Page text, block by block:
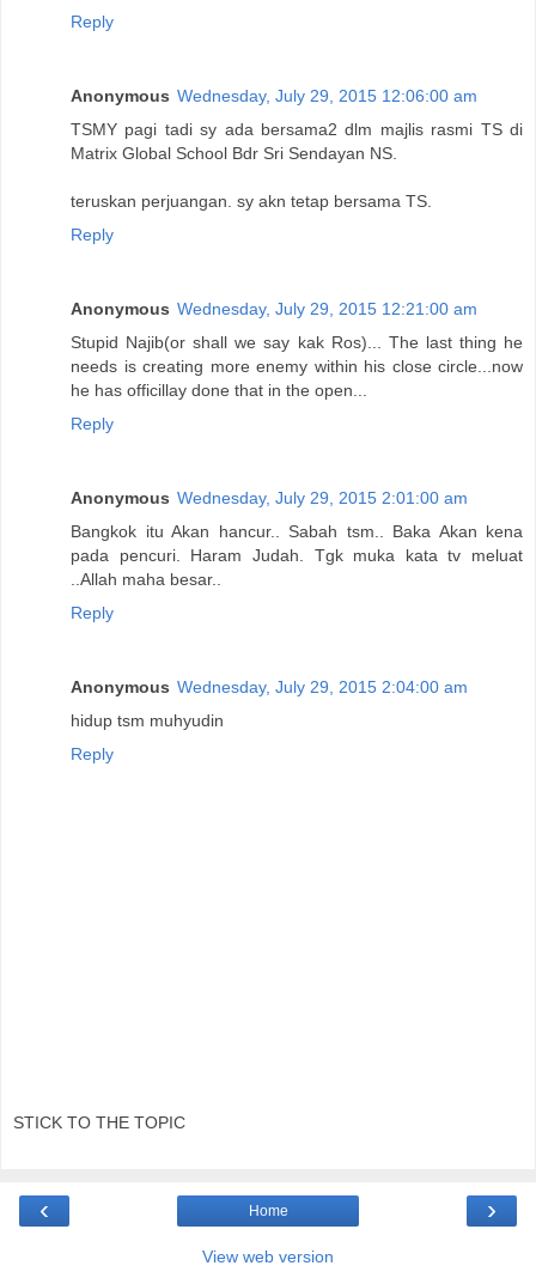
Reply
Anonymous Wednesday, July 29, 2015 12:06:00 am
TSMY pagi tadi sy ada bersama2 dlm majlis rasmi TS di
Matrix Global School Bdr Sri Sendayan NS.
teruskan perjuangan. sy akn tetap bersama TS.
Reply
Anonymous Wednesday, July 29, 2015 12:21:00 am
Stupid Najib(or shall we say kak Ros)... The last thing he
needs is creating more enemy within his close circle...now
he has officillay done that in the open...
Reply
Anonymous Wednesday, July 29, 2015 2:01:00 am
Bangkok itu Akan hancur.. Sabah tsm.. Baka Akan kena
pada pencuri. Haram Judah. Tgk muka kata tv meluat
..Allah maha besar..
Reply
Anonymous Wednesday, July 29, 2015 2:04:00 am
hidup tsm muhyudin
Reply
STICK TO THE TOPIC
‹ ›
Home
View web version